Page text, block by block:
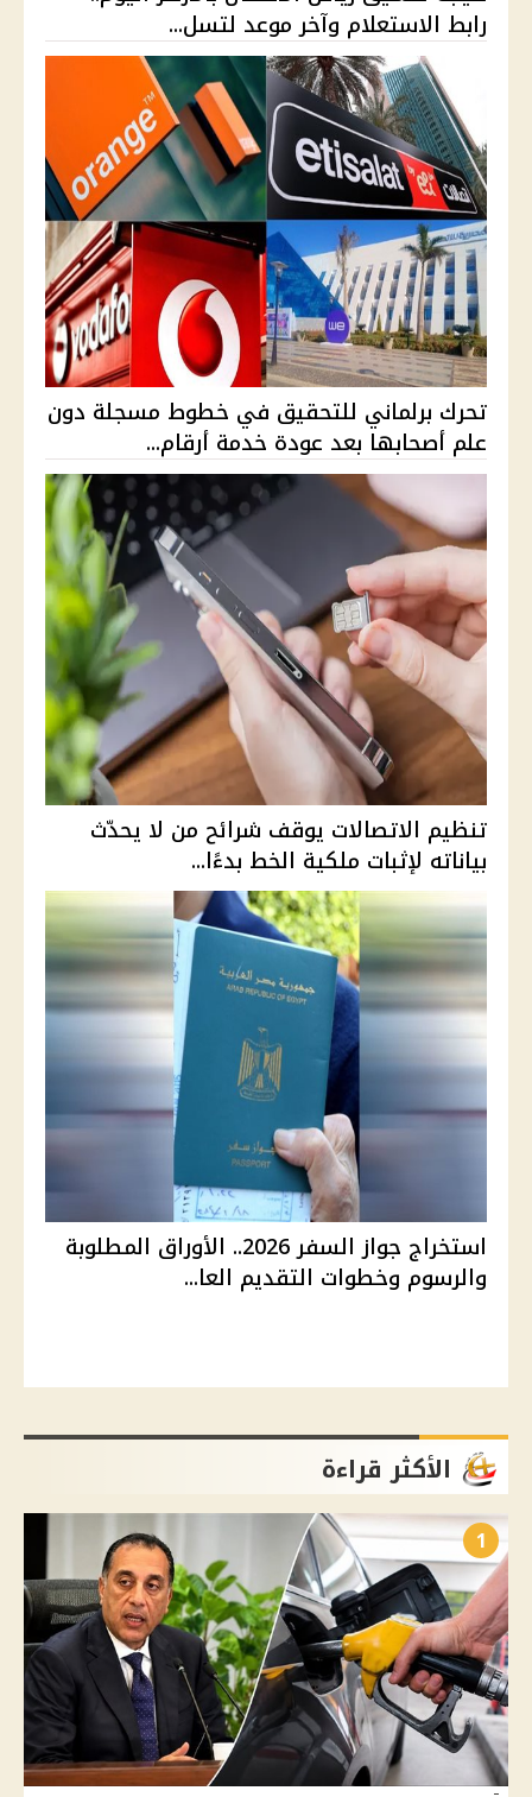
رابط الاستعلام وآخر موعد لتسل...
تحرك برلماني للتحقيق في خطوط مسجلة دون
علم أصحابها بعد عودة خدمة أرقام...
تنظيم الاتصالات يوقف شرائح من لا يحدّث
بياناته لإثبات ملكية الخط بدءًا...
استخراج جواز السفر 2026.. الأوراق المطلوبة
والرسوم وخطوات التقديم العا...
الأكثر قراءة
1